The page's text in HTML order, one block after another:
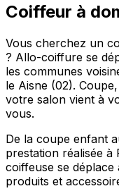
Coiffeur à
Vous cherchez un
? Allo-coiffure se
les communes
le Aisne (02).
votre salon vient à
vous.
De la coupe enfant
prestation réalisée à
coiffeuse se
produits et